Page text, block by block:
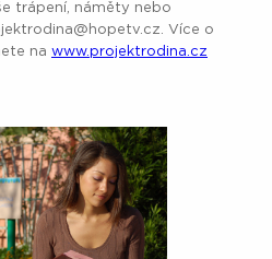
trápení, náměty nebo
Více o
na www.projektrodina.cz